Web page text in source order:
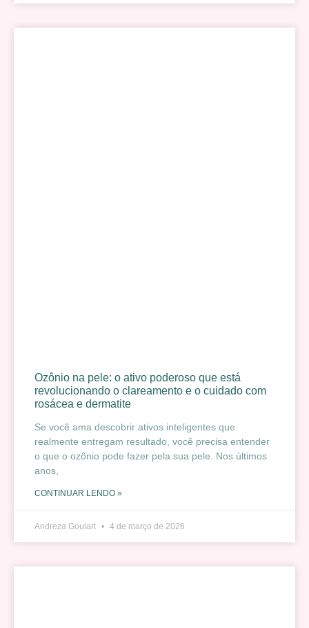
Ozônio na pele: o ativo poderoso que está
revolucionando o clareamento e o cuidado com
rosácea e dermatite
Se você ama descobrir ativos inteligentes que
realmente entregam resultado, você precisa entender
o que o ozônio pode fazer pela sua pele. Nos últimos
anos,
CONTINUAR LENDO »
Andreza Goulart 4 de março de 2026